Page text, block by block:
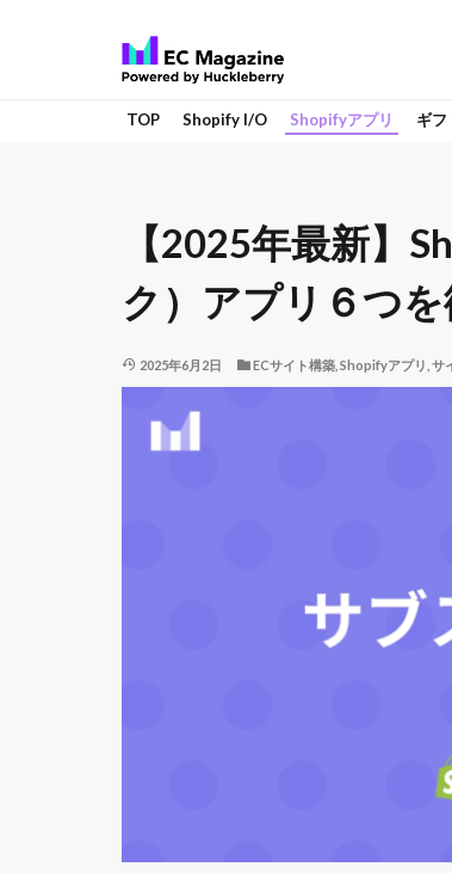
TOP Shopify I/O Shopifyアプリ ギフ
【2025年最新】
ク）アプリ６つを
2025年6月2日 ECサイト構築 Shopifyアプリ サ